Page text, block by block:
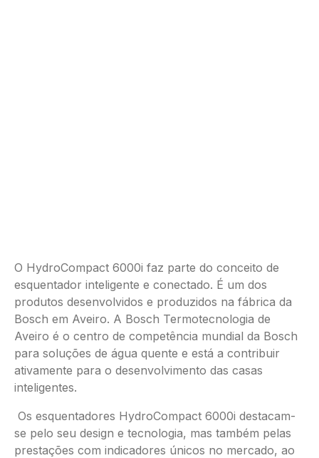
O HydroCompact 6000i faz parte do conceito de
esquentador inteligente e conectado. É um dos
produtos desenvolvidos e produzidos na fábrica da
Bosch em Aveiro. A Bosch Termotecnologia de
Aveiro é o centro de competência mundial da Bosch
para soluções de água quente e está a contribuir
ativamente para o desenvolvimento das casas
inteligentes.
Os esquentadores HydroCompact 6000i destacam-
se pelo seu design e tecnologia, mas também pelas
prestações com indicadores únicos no mercado, ao